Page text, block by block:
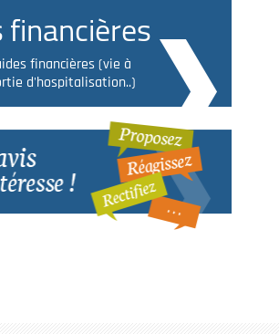
financières
financières (vie à
d'hospitalisation..)